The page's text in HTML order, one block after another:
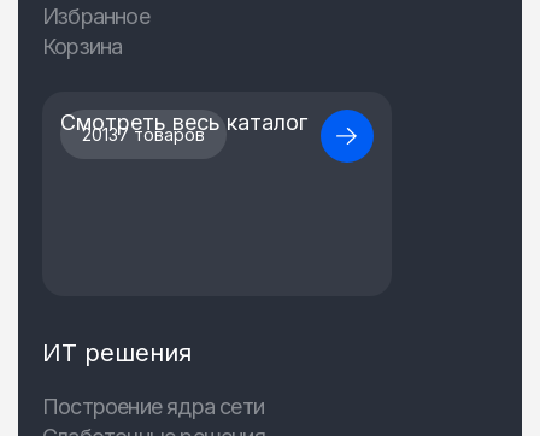
Избранное
Корзина
20137 товаров
Смотреть весь каталог
ИТ решения
Построение ядра сети